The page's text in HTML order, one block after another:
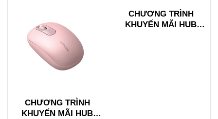
CHƯƠNG TRÌNH
KHUYẾN MÃI HUB
CHƯƠNG TRÌNH
KHUYẾN MÃI HUB